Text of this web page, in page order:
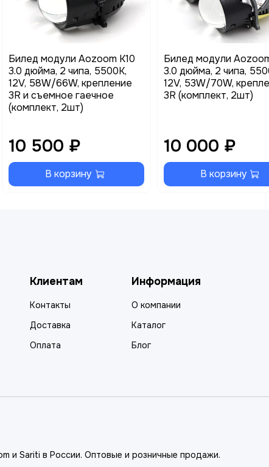
Билед модули Aozoom K10
3.0 дюйма, 2 чипа, 5500K,
12V, 58W/66W, крепление
3R и съемное гаечное
(комплект, 2шт)
10 500 ₽
В корзину
Билед модули
3.0 дюйма, 2 чипа,
12V, 53W/70W,
3R (комплект, 2шт)
10 000 ₽
В корзину
Клиентам
Контакты
Доставка
Оплата
Информация
О компании
Каталог
Блог
и Sariti в России. Оптовые и розничные продажи.